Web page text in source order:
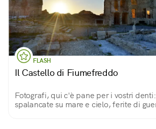
FLASH
Il Castello di Fiumefreddo
Fotografi, qui c'è pane per i vostri
spalancate su mare e cielo, ferite di